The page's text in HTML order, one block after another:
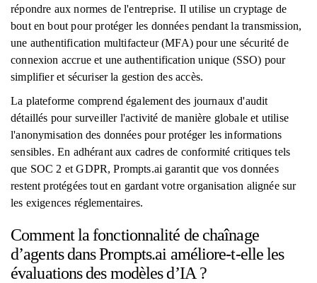
répondre aux normes de l'entreprise. Il utilise un cryptage de
bout en bout pour protéger les données pendant la transmission,
une authentification multifacteur (MFA) pour une sécurité de
connexion accrue et une authentification unique (SSO) pour
simplifier et sécuriser la gestion des accès.
La plateforme comprend également des journaux d'audit
détaillés pour surveiller l'activité de manière globale et utilise
l'anonymisation des données pour protéger les informations
sensibles. En adhérant aux cadres de conformité critiques tels
que SOC 2 et GDPR, Prompts.ai garantit que vos données
restent protégées tout en gardant votre organisation alignée sur
les exigences réglementaires.
Comment la fonctionnalité de chaînage
d’agents dans Prompts.ai améliore-t-elle les
évaluations des modèles d’IA ?